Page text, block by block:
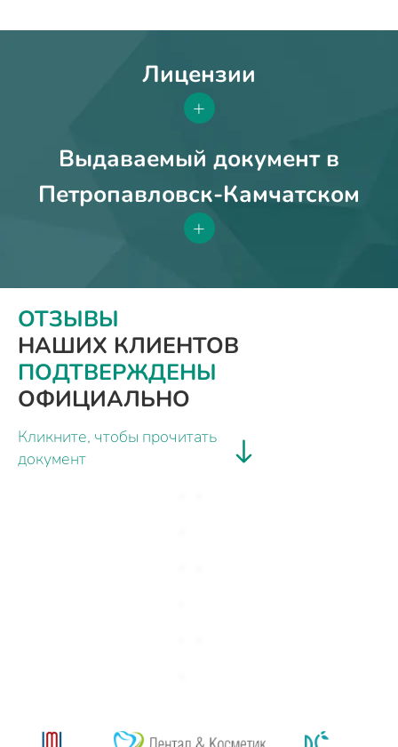
Лицензии
+
Выдаваемый документ в
Петропавловск-Камчатском
+
ОТЗЫВЫ
НАШИХ КЛИЕНТОВ
ПОДТВЕРЖДЕНЫ
ОФИЦИАЛЬНО
Кликните, чтобы прочитать
документ